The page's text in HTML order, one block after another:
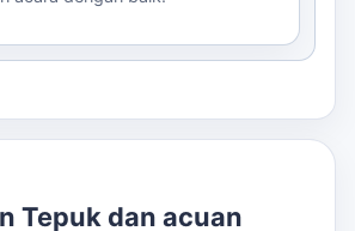
Tepuk dan acuan